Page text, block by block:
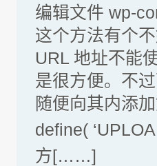
编辑文件 wp-
这个方法有个
URL 地址不能
是很方便。不
随便向其内添
define(
方[……]